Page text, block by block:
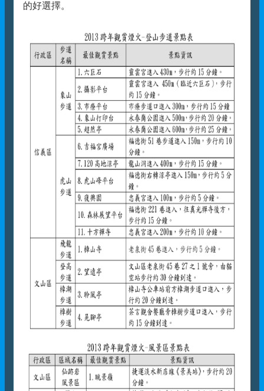
的好選擇。